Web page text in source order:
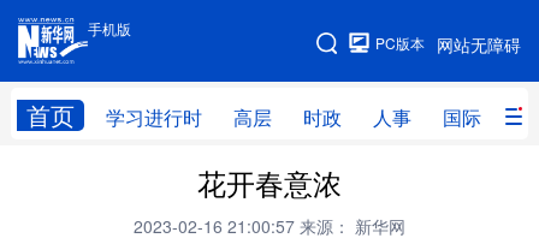
手机版
网站无障碍
PC版本
首页 学习进行时 高层 时政 人事 国际 财
手机版
网站地图
高层 时政
财经 网评
花开春意浓
2023-02-16 21:00:57 来源： 新华网